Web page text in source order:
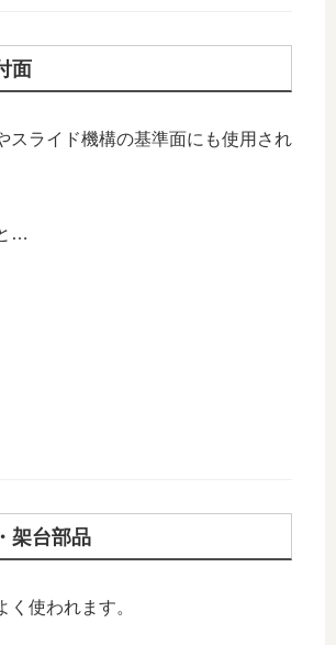
面
スライド機構の基準面にも使用され
…
架台部品
く使われます。